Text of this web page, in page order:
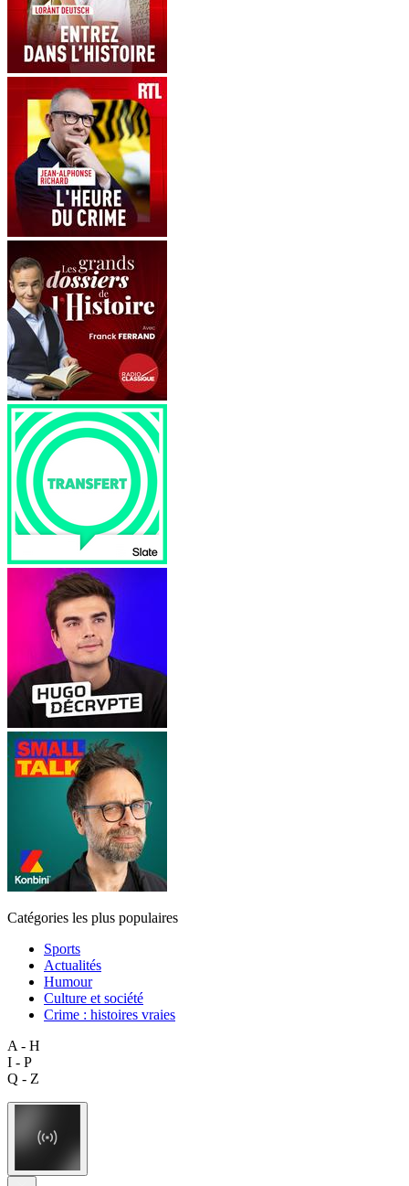
Catégories les plus populaires
Sports
Actualités
Humour
Culture et société
Crime : histoires vraies
A - H
I - P
Q - Z